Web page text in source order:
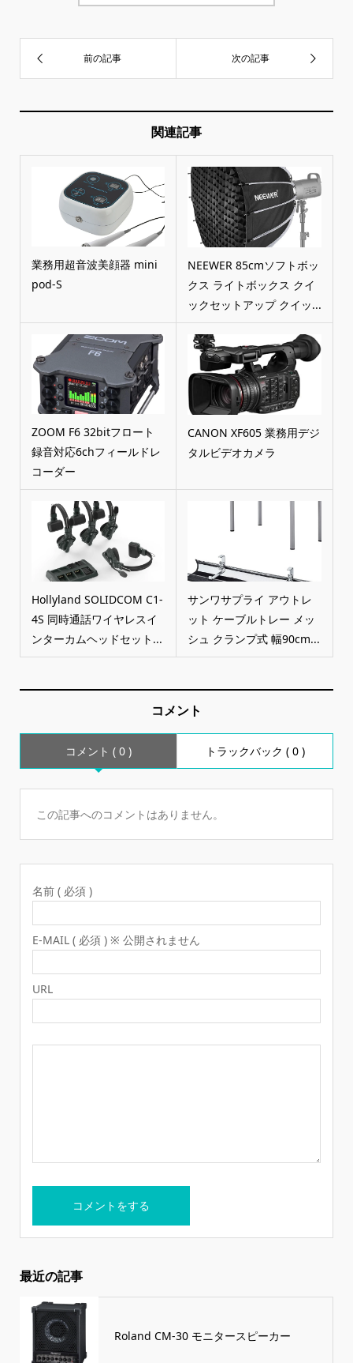
関連記事
業務用超音波美顔器 mini
pod-S
NEEWER 85cmソフトボッ
クス ライトボックス クイ
ックセットアップ クイッ...
ZOOM F6 32bitフロート
録音対応6chフィールドレ
コーダー
CANON XF605 業務用デジ
タルビデオカメラ
Hollyland SOLIDCOM C1-
4S 同時通話ワイヤレスイ
ンターカムヘッドセット...
サンワサプライ アウトレ
ット ケーブルトレー メッ
シュ クランプ式 幅90cm...
コメント
コメント ( 0 ) トラックバック ( 0 )
この記事へのコメントはありません。
名前 ( 必須 )
E-MAIL ( 必須 ) ※ 公開されません
URL
最近の記事
Roland CM-30 モニタースピーカー